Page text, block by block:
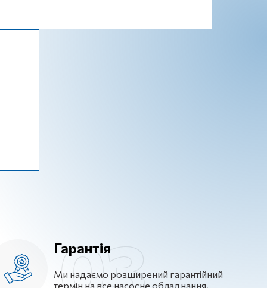
Гарантія
Ми надаємо розширений гарантійний
термін на все насосне обладнання,